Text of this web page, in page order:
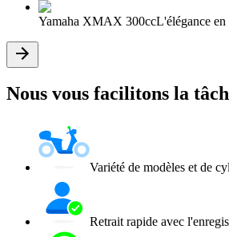
Yamaha XMAX 300ccL'élégance
Nous vous facilitons la
Variété de modèles et de
Retrait rapide avec